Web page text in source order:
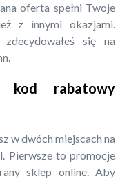
oferta spełni Twoje
z innymi okazjami.
się na
kod rabatowy
w dwóch miejscach na
Pierwsze to promocje
sklep online. Aby